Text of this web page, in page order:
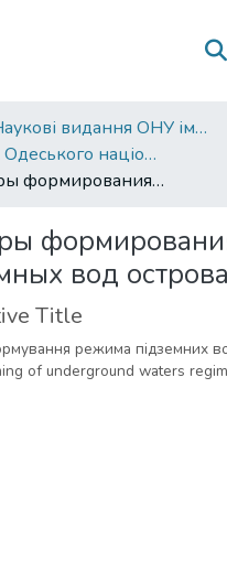
Наукові видання ОНУ імені І. І. Мечникова
Вісник Одеського національного університету. Географічні та геологічні науки
Факторы формирования режима подземных вод острова Змеиный
вод
Title
режима підземних
of underground waters